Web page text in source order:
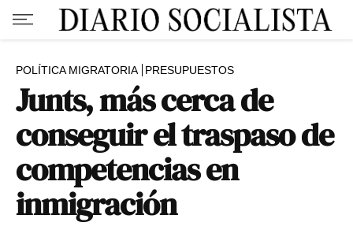
POLÍTICA MIGRATORIA PRESUPUESTOS
Junts, más cerca de
conseguir el traspaso de
competencias en
inmigración